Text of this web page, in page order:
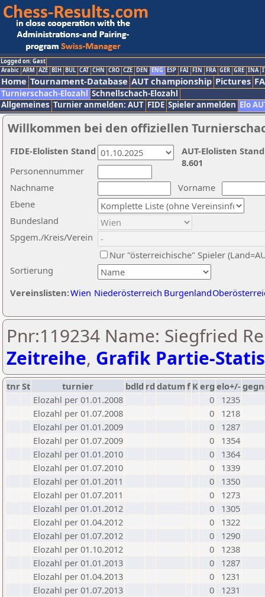
Logged on: Gast
Arabic ARM AZE BIH BUL CAT CHN CRO CZE DEN ENG ESP FAI FIN FRA GER GRE INA
Home Tournament-Database AUT championship Pictures
Turnierschach-Elozahl Schnellschach-Elozahl
Allgemeines Turnier anmelden: AUT FIDE Spieler anmelden Elo
Willkommen bei den offiziellen
Nachname
Vorname
Ebene
Sortierung
Personennummer
Bundesland
Spgem./Kreis/Verein
Nur "österreichische" Spieler
Vereinslisten:Wien Niederösterreich Burgenland
AUT-Elolisten
8.601
FIDE-Elolisten Stand
Pnr:119234 Name: Siegfried
Zeitreihe, Grafik Partie-
tnrSt turnier bdld rd datumf Kerg elo+/-
Elozahl per 01.01.2008
0
1235
Elozahl per 01.07.2008
0
1218
Elozahl per 01.01.2009
0
1287
Elozahl per 01.07.2009
0
1354
Elozahl per 01.01.2010
0
1364
Elozahl per 01.07.2010
0
1339
Elozahl per 01.01.2011
0
1350
Elozahl per 01.07.2011
0
1273
Elozahl per 01.01.2012
0
1305
Elozahl per 01.04.2012
0
1322
Elozahl per 01.07.2012
0
1290
Elozahl per 01.10.2012
0
1238
Elozahl per 01.01.2013
0
1287
Elozahl per 01.04.2013
0
1231
Elozahl per 01.07.2013
0
1231